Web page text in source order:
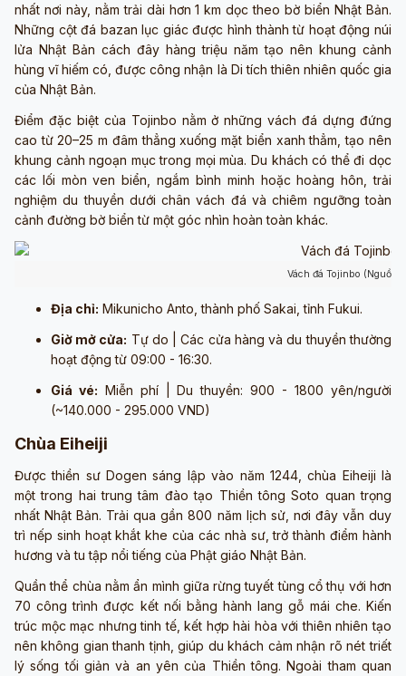
nhất nơi này, nằm trải dài hơn 1 km dọc theo bờ biển Nhật Bản.
Những cột đá bazan lục giác được hình thành từ hoạt động núi
lửa Nhật Bản cách đây hàng triệu năm tạo nên khung cảnh
hùng vĩ hiếm có, được công nhận là Di tích thiên nhiên quốc gia
của Nhật Bản.
Điểm đặc biệt của Tojinbo nằm ở những vách đá dựng đứng
cao từ 20–25 m đâm thẳng xuống mặt biển xanh thẳm, tạo nên
khung cảnh ngoạn mục trong mọi mùa. Du khách có thể đi dọc
các lối mòn ven biển, ngắm bình minh hoặc hoàng hôn, trải
nghiệm du thuyền dưới chân vách đá và chiêm ngưỡng toàn
cảnh đường bờ biển từ một góc nhìn hoàn toàn khác.
Vách đá Tojinbo (Nguồn:
Địa chỉ: Mikunicho Anto, thành phố Sakai, tỉnh Fukui.
Giờ mở cửa: Tự do | Các cửa hàng và du thuyền thường
hoạt động từ 09:00 - 16:30.
Giá vé: Miễn phí | Du thuyền: 900 - 1800 yên/người
(~140.000 - 295.000 VND)
Chùa Eiheiji
Được thiền sư Dogen sáng lập vào năm 1244, chùa Eiheiji là
một trong hai trung tâm đào tạo Thiền tông Soto quan trọng
nhất Nhật Bản. Trải qua gần 800 năm lịch sử, nơi đây vẫn duy
trì nếp sinh hoạt khắt khe của các nhà sư, trở thành điểm hành
hương và tu tập nổi tiếng của Phật giáo Nhật Bản.
Quần thể chùa nằm ẩn mình giữa rừng tuyết tùng cổ thụ với hơn
70 công trình được kết nối bằng hành lang gỗ mái che. Kiến
trúc mộc mạc nhưng tinh tế, kết hợp hài hòa với thiên nhiên tạo
nên không gian thanh tịnh, giúp du khách cảm nhận rõ nét triết
lý sống tối giản và an yên của Thiền tông. Ngoài tham quan